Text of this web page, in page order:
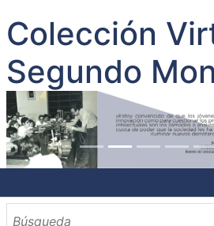
Colección
Segundo
INICIO